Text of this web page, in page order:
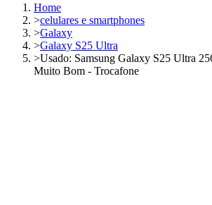
Home
>celulares e smartphones
>Galaxy
>Galaxy S25 Ultra
>Usado: Samsung Galaxy S25 Ultra
Muito Bom - Trocafone